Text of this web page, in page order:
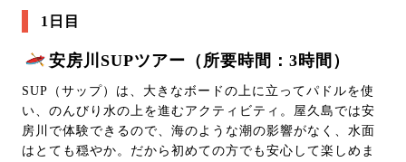
1日目
安房川SUPツアー（所要時間：3時間）
SUP（サップ）は、大きなボードの上に立ってパドルを使
い、のんびり水の上を進むアクティビティ。屋久島では安
房川で体験できるので、海のような潮の影響がなく、水面
はとても穏やか。だから初めての方でも安心して楽しめま